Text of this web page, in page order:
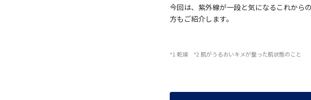
今回は、紫外線が一段と気になるこれから
方もご紹介します。
*1 乾燥 *2 肌がうるおいキメが整った肌状態のこと